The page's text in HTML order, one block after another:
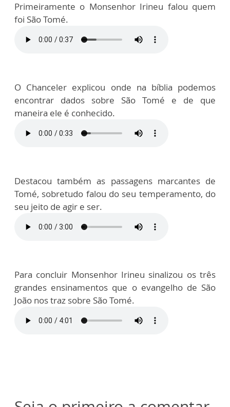
Primeiramente o Monsenhor Irineu falou quem
foi São Tomé.
O Chanceler explicou onde na bíblia podemos
encontrar dados sobre São Tomé e de que
maneira ele é conhecido.
Destacou também as passagens marcantes de
Tomé, sobretudo falou do seu temperamento, do
seu jeito de agir e ser.
Para concluir Monsenhor Irineu sinalizou os três
grandes ensinamentos que o evangelho de São
João nos traz sobre São Tomé.